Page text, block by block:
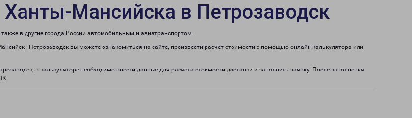
Ханты-Мансийска в Петрозаводск
в другие города России автомобильным и авиатранспортом.
- Петрозаводск вы можете ознакомиться на сайте, произвести расчет стоимости с помощью онлайн-калькулятора или
в калькуляторе необходимо ввести данные для расчета стоимости доставки и заполнить заявку. После заполнения